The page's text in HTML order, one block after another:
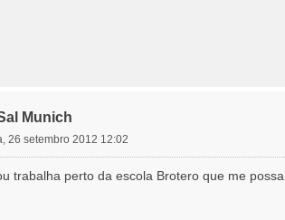
Munich
26 setembro 2012 12:02
trabalha perto da escola Brotero que me